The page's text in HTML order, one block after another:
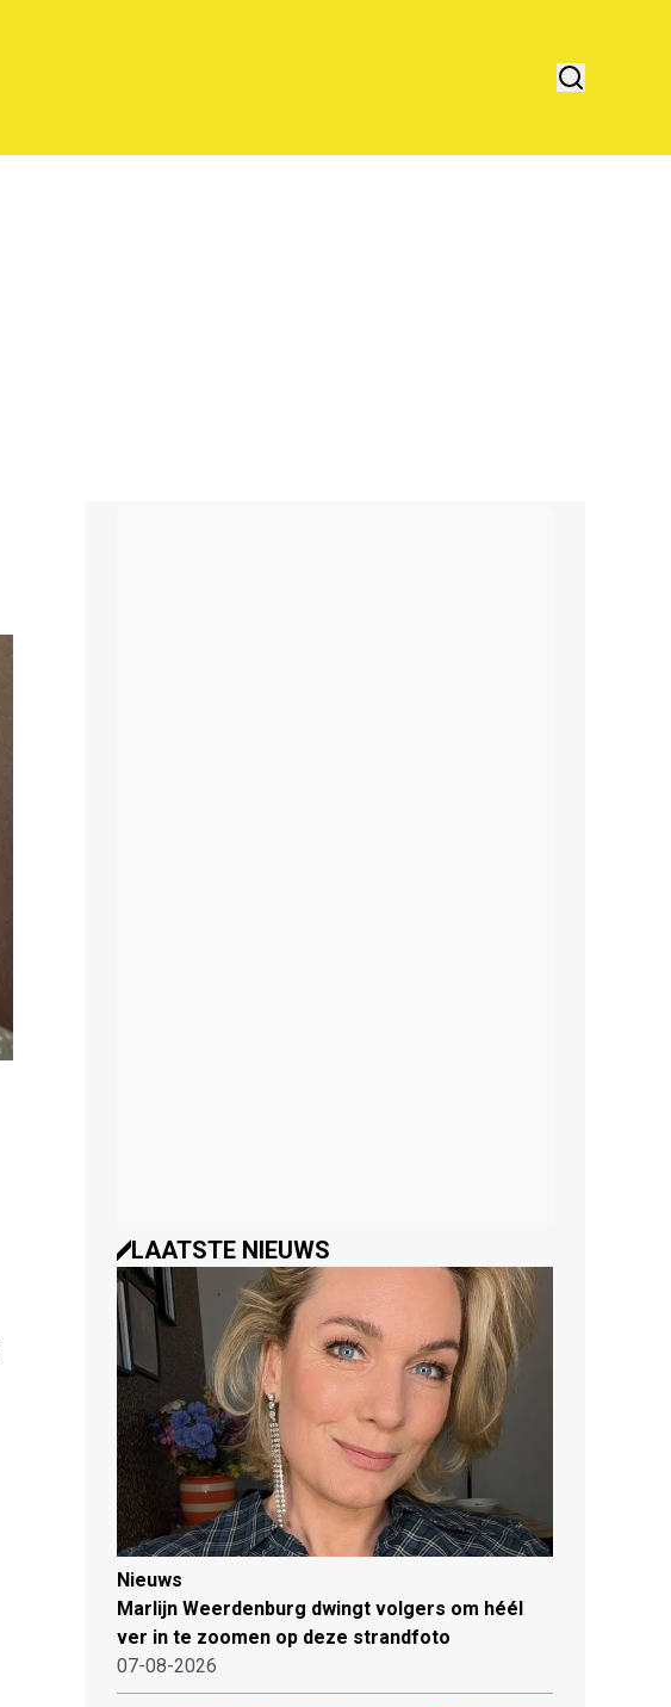
LAATSTE NIEUWS
Nieuws
Marlijn Weerdenburg dwingt volgers om héél
ver in te zoomen op deze strandfoto
07-08-2026